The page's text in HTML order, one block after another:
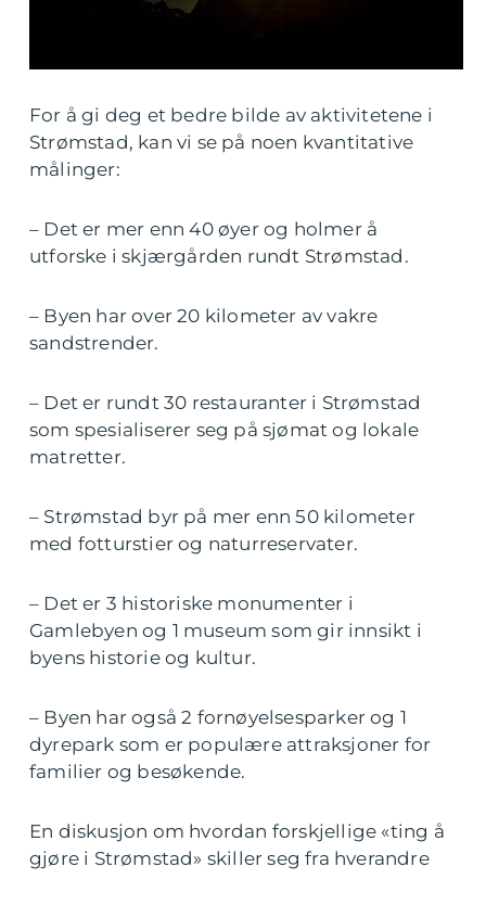
For å gi deg et bedre bilde av aktivitetene i
Strømstad, kan vi se på noen kvantitative
målinger:
– Det er mer enn 40 øyer og holmer å
utforske i skjærgården rundt Strømstad.
– Byen har over 20 kilometer av vakre
sandstrender.
– Det er rundt 30 restauranter i Strømstad
som spesialiserer seg på sjømat og lokale
matretter.
– Strømstad byr på mer enn 50 kilometer
med fotturstier og naturreservater.
– Det er 3 historiske monumenter i
Gamlebyen og 1 museum som gir innsikt i
byens historie og kultur.
– Byen har også 2 fornøyelsesparker og 1
dyrepark som er populære attraksjoner for
familier og besøkende.
En diskusjon om hvordan forskjellige «ting å
gjøre i Strømstad» skiller seg fra hverandre